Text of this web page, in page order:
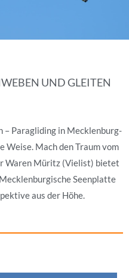
UND GLEITEN
– Paragliding in Mecklenburg-
Weise. Mach den Traum vom
Waren Müritz (Vielist) bietet
Seenplatte
aus der Höhe.